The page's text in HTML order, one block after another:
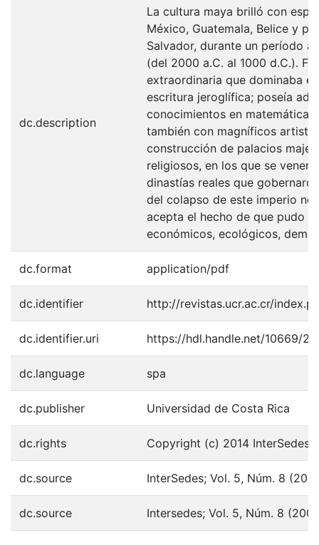
dc.description
La cultura maya brilló con
México, Guatemala, Belice y
Salvador, durante un período
(del 2000 a.C. al 1000 d.C.).
extraordinaria que dominaba
escritura jeroglífica; poseía
conocimientos en
también con magníficos
construcción de palacios
religiosos, en los que se
dinastías reales que
del colapso de este imperio no
acepta el hecho de que pudo
económicos, ecológicos,
dc.format application/pdf
dc.identifier http://revistas.ucr.ac.cr/
dc.identifier.uri https://hdl.handle.net/10669/
dc.language spa
dc.publisher Universidad de Costa Rica
dc.rights Copyright (c) 2014 InterSedes
dc.source InterSedes; Vol. 5, Núm. 8
dc.source Intersedes; Vol. 5, Núm. 8